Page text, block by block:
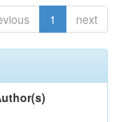
1 next